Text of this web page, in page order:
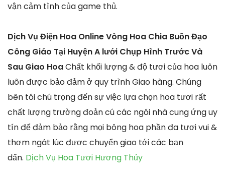
vận cảm tình của game thủ.
Dịch Vụ Điện Hoa Online Vòng Hoa Chia Buồn Đạo
Công Giáo Tại Huyện A lưới Chụp Hình Trước Và
Sau Giao HoaChất khối lượng & độ tươi của hoa luôn
luôn được bảo đảm ở quy trình Giao hàng. Chúng
bên tôi chú trọng đến sự việc lựa chọn hoa tươi rất
chất lượng trường đoản cú các ngôi nhà cung ứng uy
tín để đảm bảo rằng mọi bông hoa phần đa tươi vui &
thơm ngát lúc được chuyển giao tới các bạn
dấn. Dịch Vụ Hoa Tươi Hương Thủy